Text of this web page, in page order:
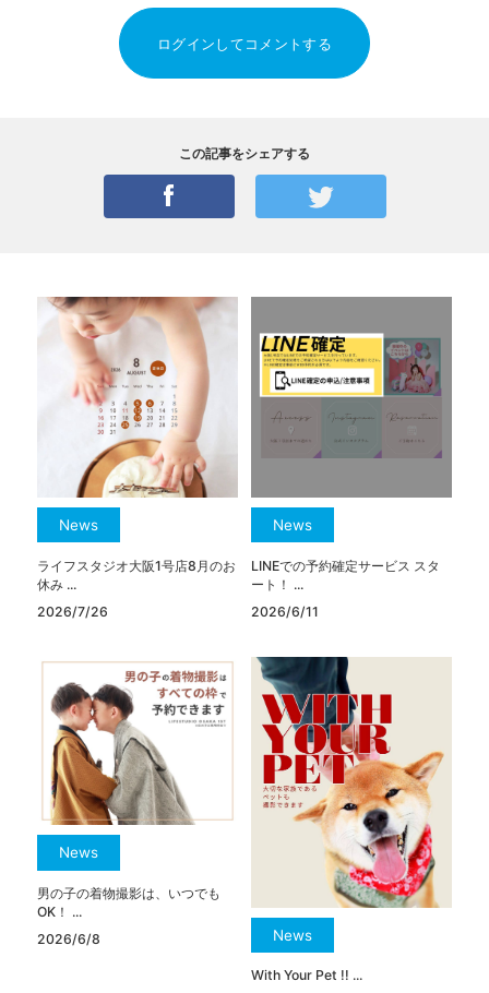
ログインしてコメントする
この記事をシェアする
News
ライフスタジオ大阪1号店8月のお
休み ...
2026/7/26
News
LINEでの予約確定サービス スタ
ート！ ...
2026/6/11
News
男の子の着物撮影は、いつでも
OK！ ...
2026/6/8
News
With Your Pet !! ...